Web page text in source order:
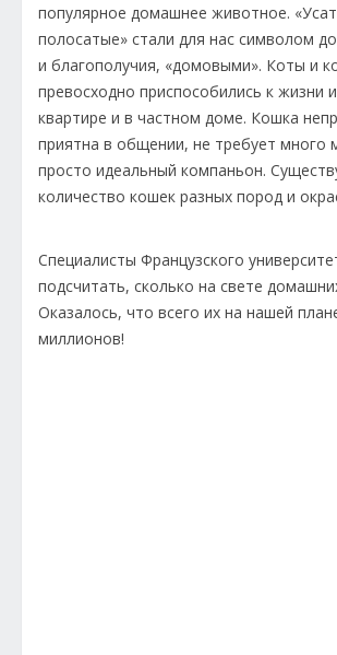
популярное домашнее животное.
полосатые» стали для нас символом
и благополучия, «домовыми». Коты и
превосходно приспособились к жизни
квартире и в частном доме. Кошка
приятна в общении, не требует много
просто идеальный компаньон.
количество кошек разных пород и
Специалисты Французского
подсчитать, сколько на свете
Оказалось, что всего их на нашей
миллионов!